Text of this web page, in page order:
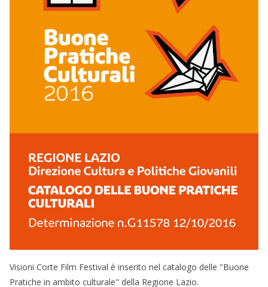
Visioni Corte Film Festival è inserito nel catalogo delle "Buone
Pratiche in ambito culturale" della Regione Lazio.